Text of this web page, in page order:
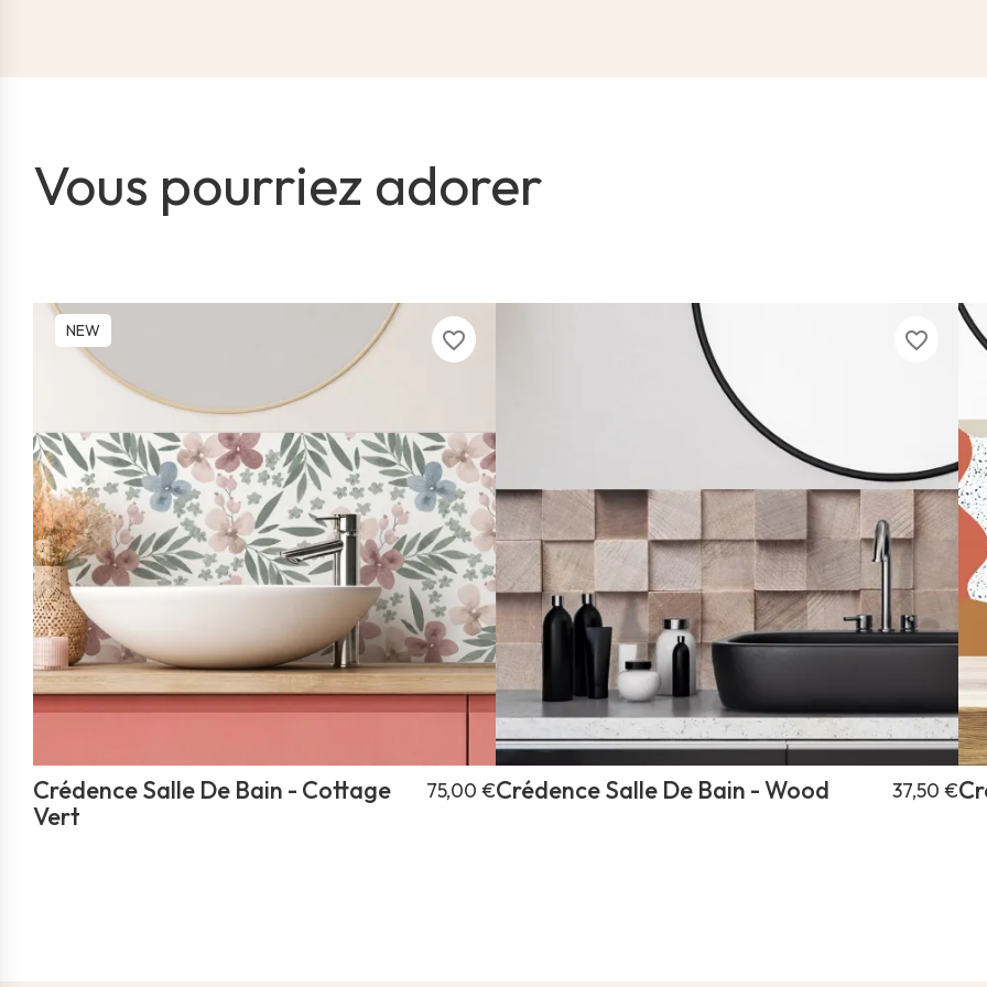
Vous pourriez adorer
favorite_border
Crédence Salle De Bain - Cottage
Vert
75,00 €
NEW favorite_border
Crédence Salle De Bain - Wood 37,50 €